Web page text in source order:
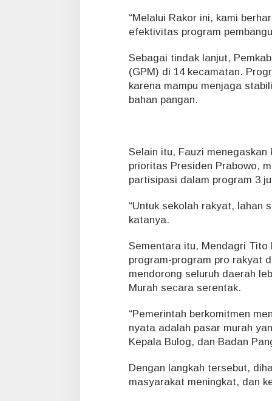
s
i
a
n
T
e
k
e
m
i
s
i
n
“Melalui Rakor ini, kami
efektivitas program
Sebagai tindak lanjut,
(GPM) di 14 kecamatan.
karena mampu menjaga
bahan pangan.
Selain itu, Fauzi menegaskan
prioritas Presiden Prabowo,
partisipasi dalam program 3
“Untuk sekolah rakyat, lahan
katanya.
Sementara itu, Mendagri Tito
program-program pro rakyat
mendorong seluruh daerah
Murah secara serentak.
“Pemerintah berkomitmen
nyata adalah pasar murah
Kepala Bulog, dan Badan
Dengan langkah tersebut,
masyarakat meningkat, dan